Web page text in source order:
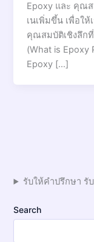
Epoxy และ คุณส
เนเพิ่มขึ้น เพื่อให้
คุณสมบัติเชิงลึก
(What is Epoxy
Epoxy […]
รับให้คำปรึกษา รั
Search